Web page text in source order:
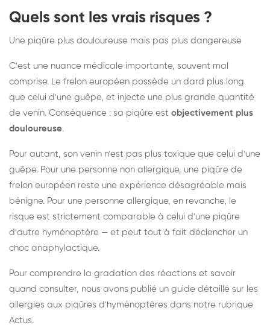
Quels sont les vrais risques ?
Une piqûre plus douloureuse mais pas plus dangereuse
C'est une nuance médicale importante, souvent mal
comprise. Le frelon européen possède un dard plus long
que celui d'une guêpe, et injecte une plus grande quantité
de venin. Conséquence : sa piqûre est objectivement plus
douloureuse.
Pour autant, son venin n'est pas plus toxique que celui d'une
guêpe. Pour une personne non allergique, une piqûre de
frelon européen reste une expérience désagréable mais
bénigne. Pour une personne allergique, en revanche, le
risque est strictement comparable à celui d'une piqûre
d'autre hyménoptère — et peut tout à fait déclencher un
choc anaphylactique.
Pour comprendre la gradation des réactions et savoir
quand consulter, nous avons publié un guide détaillé sur les
allergies aux piqûres d'hyménoptères dans notre rubrique
Actus.